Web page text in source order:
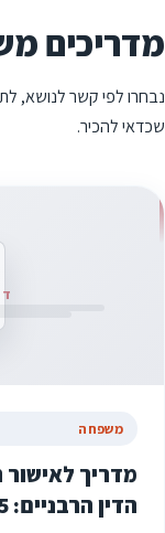
מדריכים
נבחרו לפי קשר לנושא,
שכדאי להכיר.
משפחה
מדריך לאישור
הדין הרבניים: 55 כללים מעשיים